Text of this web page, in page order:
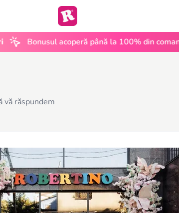
Bonusul acoperă până la 100% din comandă •
vă răspundem